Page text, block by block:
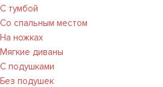
С тумбой
Со спальным местом
На ножках
Мягкие диваны
С подушками
Без подушек